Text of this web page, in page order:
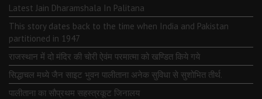
Latest Jain Dharamshala In Palitana
This story dates back to the time when India and Pakistan
partitioned in 1947
राजस्थान में दो मंदिर की चोरी ऐवंम परमात्मा को खण्डित किये गये
सिद्धाचल मध्ये जैन साइट भुवन पालीताना अनेक सुविधा से सुशोभित तीर्थ.
पालीताना का सौप्रथम सहस्त्रकूट जिनालय